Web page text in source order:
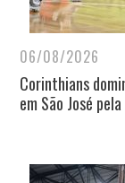
06/08/2026
Corinthians
em São José